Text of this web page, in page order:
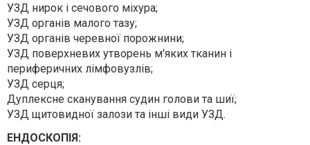
УЗД нирок і сечового міхура;
УЗД органів малого тазу;
УЗД органів черевної порожнини;
УЗД поверхневих утворень м'яких тканин і
периферичних лімфовузлів;
УЗД серця;
Дуплексне сканування судин голови та шиї;
УЗД щитовидної залози та інші види УЗД.
ЕНДОСКОПІЯ: